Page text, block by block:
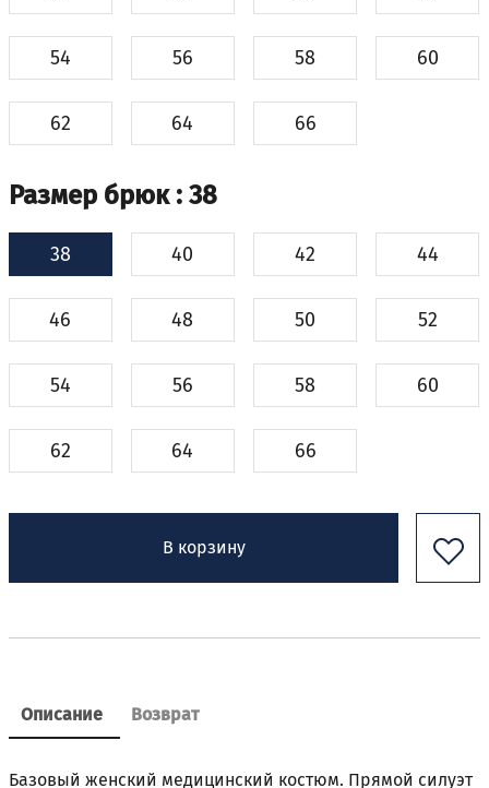
54 56 58 60
62 64 66
Размер брюк: 38
38 40 42 44
46 48 50 52
54 56 58 60
62 64 66
В корзину
Описание Возврат
Базовый женский медицинский костюм. Прямой силуэт